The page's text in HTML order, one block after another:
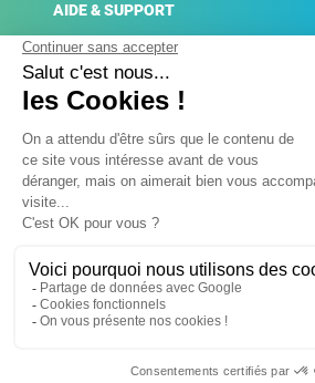
AIDE & SUPPORT
ACTUALITÉS
Mentions légales
Conditions générales de
Plateforme de